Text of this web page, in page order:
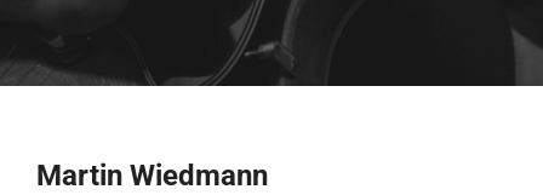
Martin Wiedmann